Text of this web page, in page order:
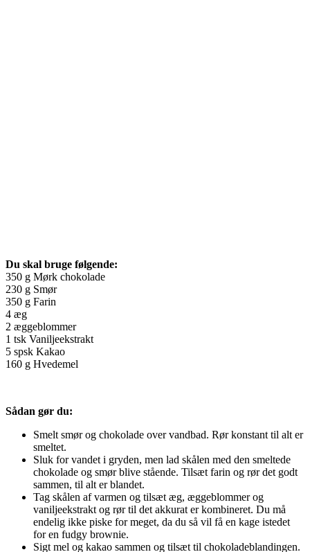
Du skal bruge følgende:
350 g Mørk chokolade
230 g Smør
350 g Farin
4 æg
2 æggeblommer
1 tsk Vaniljeekstrakt
5 spsk Kakao
160 g Hvedemel
Sådan gør du:
Smelt smør og chokolade over vandbad. Rør konstant til alt er
smeltet.
Sluk for vandet i gryden, men lad skålen med den smeltede
chokolade og smør blive stående. Tilsæt farin og rør det godt
sammen, til alt er blandet.
Tag skålen af varmen og tilsæt æg, æggeblommer og
vaniljeekstrakt og rør til det akkurat er kombineret. Du må
endelig ikke piske for meget, da du så vil få en kage istedet
for en fudgy brownie.
Sigt mel og kakao sammen og tilsæt til chokoladeblandingen.